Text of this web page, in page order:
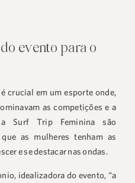
evento para o
crucial em um esporte onde,
as competições e a
Surf Trip Feminina são
as mulheres tenham as
e se destacar nas ondas.
idealizadora do evento, “a